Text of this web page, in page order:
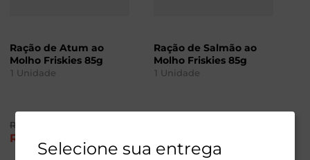
Ração de Atum ao
Molho Friskies 85g
1 Unidade
R$
R$
Ração de Salmão ao
Molho Friskies 85g
1 Unidade
Selecione sua entrega